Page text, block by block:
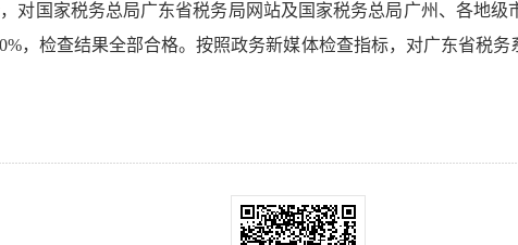
对国家税务总局广东省税务局网站及国家税务总局广州、各地
，检查结果全部合格。按照政务新媒体检查指标，对广东省税